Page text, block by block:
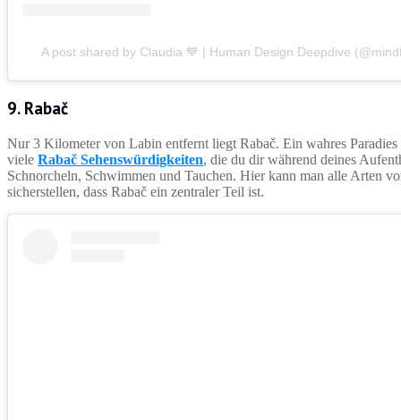
A post shared by Claudia 💙 | Human Design Deepdive
9. Rabač
Nur 3 Kilometer von Labin entfernt liegt Rabač. Ein wahres
viele Rabač Sehenswürdigkeiten, die du dir während deines
Schnorcheln, Schwimmen und Tauchen. Hier kann man alle Arten
sicherstellen, dass Rabač ein zentraler Teil ist.